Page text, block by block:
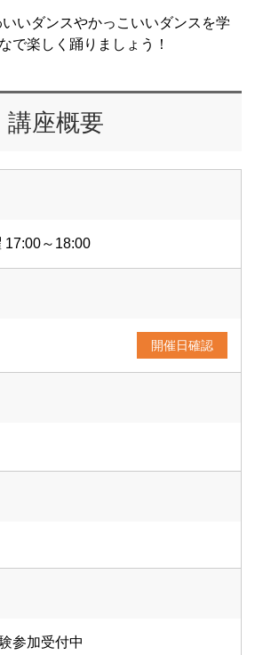
いダンスやかっこいいダンスを学
で楽しく踊りましょう！
講座概要
17:00～18:00
開催日確認
参加受付中